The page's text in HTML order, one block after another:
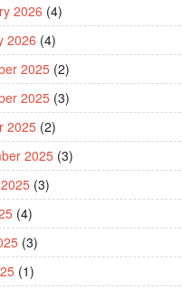
2026 (4)
2026 (4)
2025 (2)
2025 (3)
2025 (2)
2025 (3)
(3)
(4)
(3)
(1)